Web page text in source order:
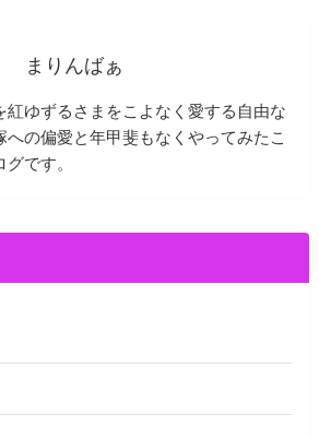
まりんばぁ
紅ゆずるさまをこよなく愛する自由な
への偏愛と年甲斐もなくやってみたこ
です。